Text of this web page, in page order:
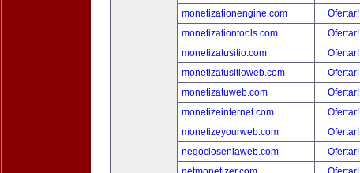
monetizationengine.com
Ofertar!
monetizationtools.com
Ofertar!
monetizatusitio.com
Ofertar!
monetizatusitioweb.com
Ofertar!
monetizatuweb.com
Ofertar!
monetizeinternet.com
Ofertar!
monetizeyourweb.com
Ofertar!
negociosenlaweb.com
Ofertar!